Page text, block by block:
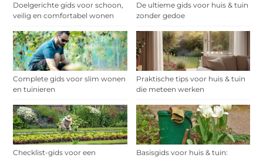
Doelgerichte gids voor schoon,
veilig en comfortabel wonen
De ultieme gids voor huis & tuin
zonder gedoe
Complete gids voor slim wonen
en tuinieren
Praktische tips voor huis & tuin
die meteen werken
Checklist-gids voor een
Basisgids voor huis & tuin: